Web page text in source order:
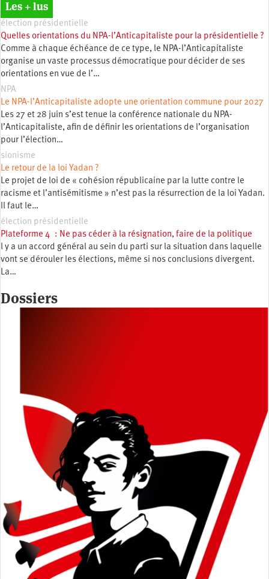
Les + lus
élection présidentielle
Quelles orientations du NPA-l’Anticapitaliste pour la présidentielle ?
Comme à chaque échéance de ce type, le NPA-l’Anticapitaliste
organise un vaste processus démocratique pour décider de ses
orientations en vue de l’…
NPA
Le NPA-l’Anticapitaliste adopte une orientation commune pour 2027
Les 27 et 28 juin s’est tenue la conférence nationale du NPA-
l’Anticapitaliste, afin de définir les orientations de l’organisation
pour l’élection…
sionisme
Le retour de la loi Yadan ?
Le projet de loi de « cohésion républicaine par la lutte contre le
racisme et l’antisémitisme » n’est pas la résurrection de la loi Yadan.
Il faut le…
élection présidentielle
Plateforme 4 : Ne pas céder à la résignation, faire de la politique
l y a un accord général au sein du parti sur la situation dans laquelle
vont se dérouler les élections, même si nos conclusions divergent.
La…
Dossiers